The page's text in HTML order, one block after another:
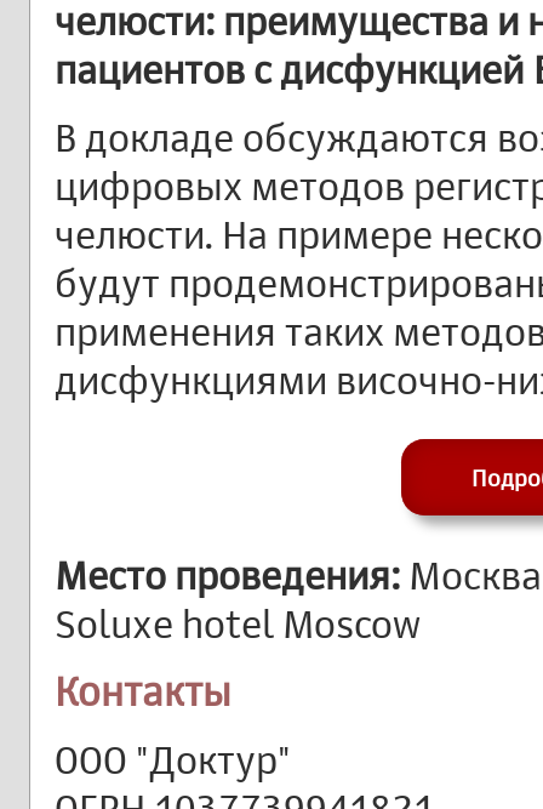
челюсти: преимущества и
пациентов с дисфункцией
В докладе обсуждаются
цифровых методов
челюсти. На примере
будут
применения таких
дисфункциями височно-
Место проведения:
Soluxe hotel Moscow
Контакты
ООО "Доктур"